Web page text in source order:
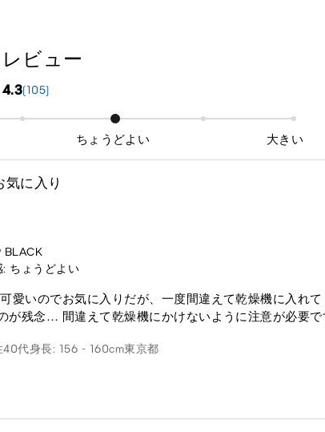
ビュー
4.3(105)
ちょうどよい 大きい
気に入り
BLACK
ちょうどよい
愛いのでお気に入りだが、一度間違えて乾燥機に入れ
が残念… 間違えて乾燥機にかけないように注意が必要で
40代身長: 156 - 160cm東京都